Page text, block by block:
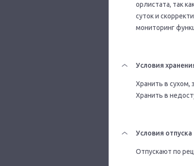
орлистата, так
суток и
мониторинг
Условия
Хранить в сухом,
Хранить в
Условия отпуска
Отпускают по